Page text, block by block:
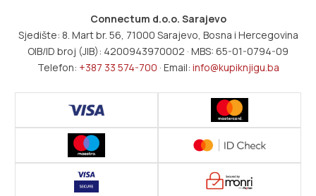
Connectum d.o.o. Sarajevo
Sjedište: 8. Mart br. 56, 71000 Sarajevo, Bosna i Hercegovina
OIB/ID broj (JIB): 4200943970002 · MBS: 65-01-0794-09
Telefon: +387 33 574-700 · Email: info@kupiknjigu.ba